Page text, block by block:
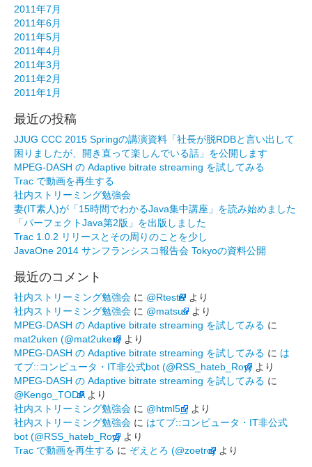
2011年7月
2011年6月
2011年5月
2011年4月
2011年3月
2011年2月
2011年1月
最近の投稿
JJUG CCC 2015 Springの講演資料「社長が脱RDBと言い出して
困りましたが、開き直って楽しんでいる話」を公開します
MPEG-DASH の Adaptive bitrate streaming を試してみる
Trac で動画を再生する
社内ストリーミング勉強会
妻(IT素人)が「15時間でわかるJava集中講座」を読み始めました
「パーフェクトJava第2版」を出版しました
Trac 1.0.2 リリースとその周りのことを少し
JavaOne 2014 サンフランシスコ報告会 Tokyoの資料公開
最近のコメント
社内ストリーミング勉強会 に @RtestR より
社内ストリーミング勉強会 に @matsuu より
MPEG-DASH の Adaptive bitrate streaming を試してみる に
mat2uken (@mat2uken) より
MPEG-DASH の Adaptive bitrate streaming を試してみる に は
てブ::コンピュータ・IT非公式bot (@RSS_hateb_Roy) より
MPEG-DASH の Adaptive bitrate streaming を試してみる に
@Kengo_TODAより
社内ストリーミング勉強会 に @html5_j より
社内ストリーミング勉強会 に はてブ::コンピュータ・IT非公式
bot (@RSS_hateb_Roy) より
Trac で動画を再生する に ぞえとろ (@zoetro) より